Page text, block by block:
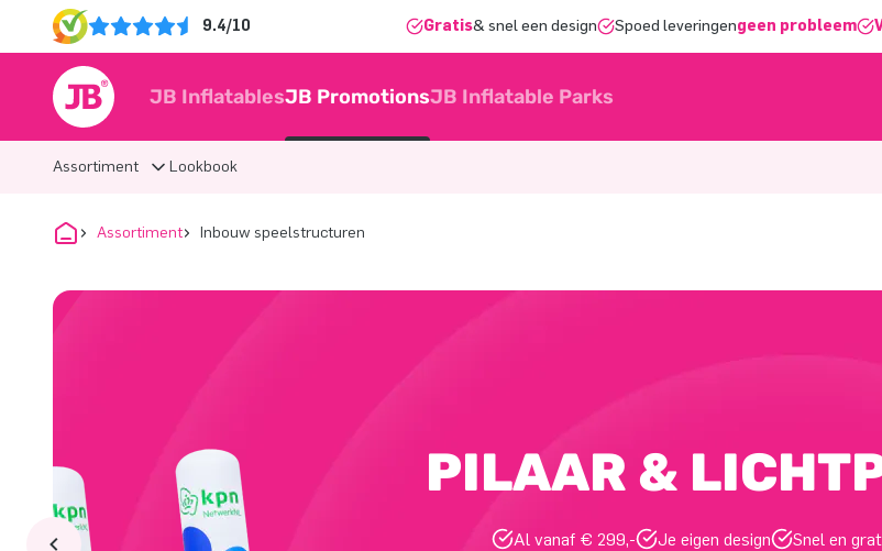
9.4/10 Gratis& snel een design Spoed leveringengeen probleem
JB InflatablesJB PromotionsJB Inflatable Parks
Assortiment Lookbook
Assortiment Inbouw speelstructuren
PILAAR &
Al vanaf € 299,- Je eigen design Snel en